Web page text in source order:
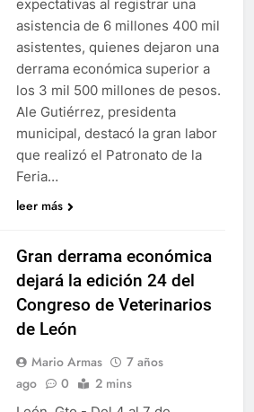
expectativas al registrar una
asistencia de 6 millones 400 mil
asistentes, quienes dejaron una
derrama económica superior a
los 3 mil 500 millones de pesos.
Ale Gutiérrez, presidenta
municipal, destacó la gran labor
que realizó el Patronato de la
Feria…
leer más
Gran derrama económica
dejará la edición 24 del
Congreso de Veterinarios
de León
Mario Armas
7 años
ago
0 2 mins